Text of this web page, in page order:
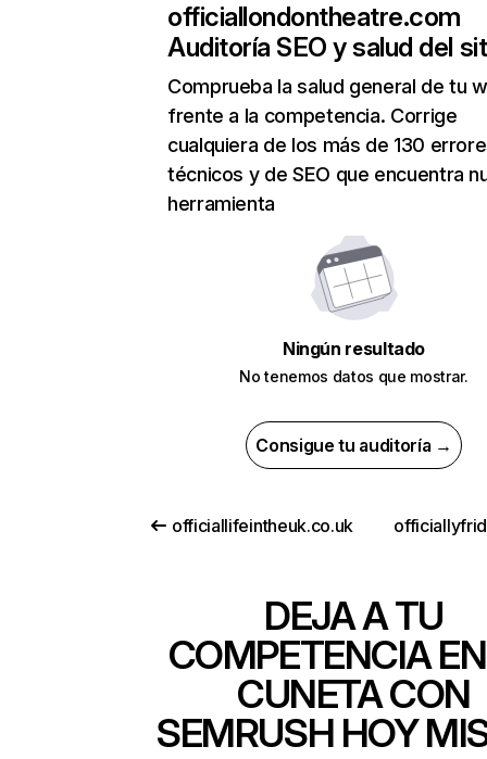
officiallondontheatre.com
Auditoría SEO y salud del
Comprueba la salud general de tu
frente a la competencia. Corrige
cualquiera de los más de 130
técnicos y de SEO que encuentra
herramienta
Ningún resultado
No tenemos datos que mostrar.
Consigue tu auditoría →
officiallifeintheuk.co.uk
DEJA A TU
COMPETENCIA
CUNETA CON
SEMRUSH HOY